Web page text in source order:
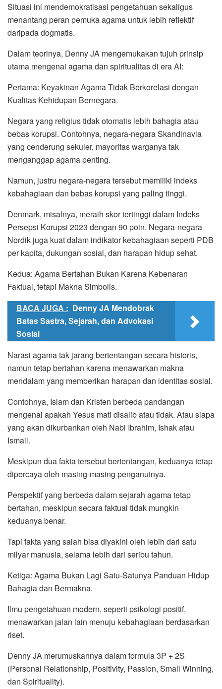
Situasi ini mendemokratisasi pengetahuan sekaligus
menantang peran pemuka agama untuk lebih reflektif
daripada dogmatis.
Dalam teorinya, Denny JA mengemukakan tujuh prinsip
utama mengenai agama dan spiritualitas di era AI:
Pertama: Keyakinan Agama Tidak Berkorelasi dengan
Kualitas Kehidupan Bernegara.
Negara yang religius tidak otomatis lebih bahagia atau
bebas korupsi. Contohnya, negara-negara Skandinavia
yang cenderung sekuler, mayoritas warganya tak
menganggap agama penting.
Namun, justru negara-negara tersebut memiliki indeks
kebahagiaan dan bebas korupsi yang paling tinggi.
Denmark, misalnya, meraih skor tertinggi dalam Indeks
Persepsi Korupsi 2023 dengan 90 poin. Negara-negara
Nordik juga kuat dalam indikator kebahagiaan seperti PDB
per kapita, dukungan sosial, dan harapan hidup sehat.
Kedua: Agama Bertahan Bukan Karena Kebenaran
Faktual, tetapi Makna Simbolis.
BACA JUGA : Denny JA Mendobrak
Batas Sastra, Sejarah, dan Advokasi
Sosial
Narasi agama tak jarang bertentangan secara historis,
namun tetap bertahan karena menawarkan makna
mendalam yang memberikan harapan dan identitas sosial.
Contohnya, Islam dan Kristen berbeda pandangan
mengenai apakah Yesus mati disalib atau tidak. Atau siapa
yang akan dikurbankan oleh Nabi Ibrahim, Ishak atau
Ismail.
Meskipun dua fakta tersebut bertentangan, keduanya tetap
dipercaya oleh masing-masing penganutnya.
Perspektif yang berbeda dalam sejarah agama tetap
bertahan, meskipun secara faktual tidak mungkin
keduanya benar.
Tapi fakta yang salah bisa diyakini oleh lebih dari satu
milyar manusia, selama lebih dari seribu tahun.
Ketiga: Agama Bukan Lagi Satu-Satunya Panduan Hidup
Bahagia dan Bermakna.
Ilmu pengetahuan modern, seperti psikologi positif,
menawarkan jalan lain menuju kebahagiaan berdasarkan
riset.
Denny JA merumuskannya dalam formula 3P + 2S
(Personal Relationship, Positivity, Passion, Small Winning,
dan Spirituality).